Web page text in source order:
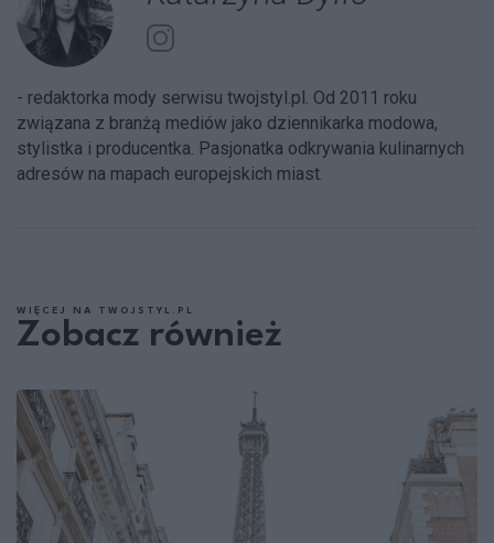
- redaktorka mody serwisu twojstyl.pl. Od 2011 roku
związana z branżą mediów jako dziennikarka modowa,
stylistka i producentka. Pasjonatka odkrywania kulinarnych
adresów na mapach europejskich miast.
WIĘCEJ NA TWOJSTYL.PL
Zobacz również